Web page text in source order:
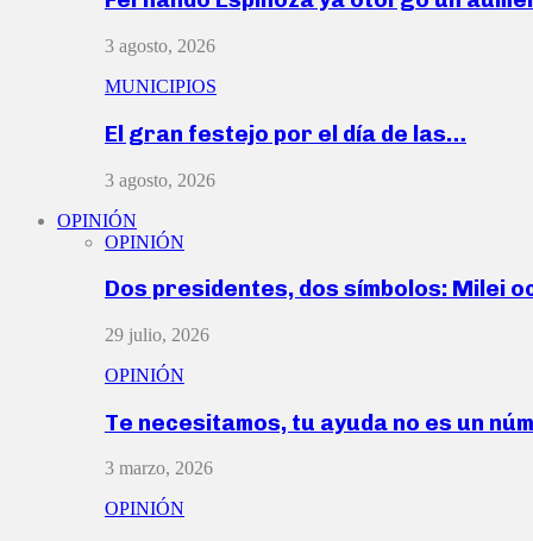
3 agosto, 2026
MUNICIPIOS
El gran festejo por el día de las…
3 agosto, 2026
OPINIÓN
OPINIÓN
Dos presidentes, dos símbolos: Milei
29 julio, 2026
OPINIÓN
Te necesitamos, tu ayuda no es un
3 marzo, 2026
OPINIÓN